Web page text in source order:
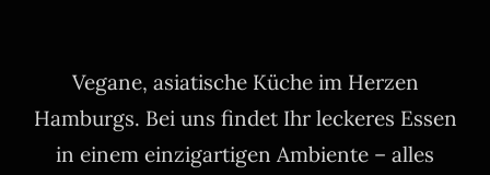
Vegane, asiatische Küche im Herzen
Hamburgs. Bei uns findet Ihr leckeres Essen
in einem einzigartigen Ambiente – alles